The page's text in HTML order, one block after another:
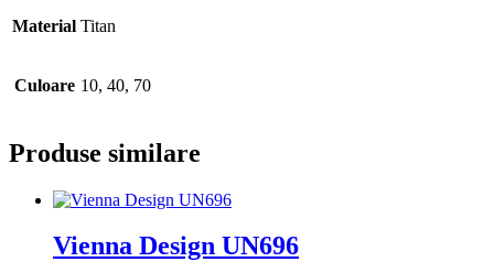
Material Titan
Culoare 10, 40, 70
Produse similare
Vienna Design UN696